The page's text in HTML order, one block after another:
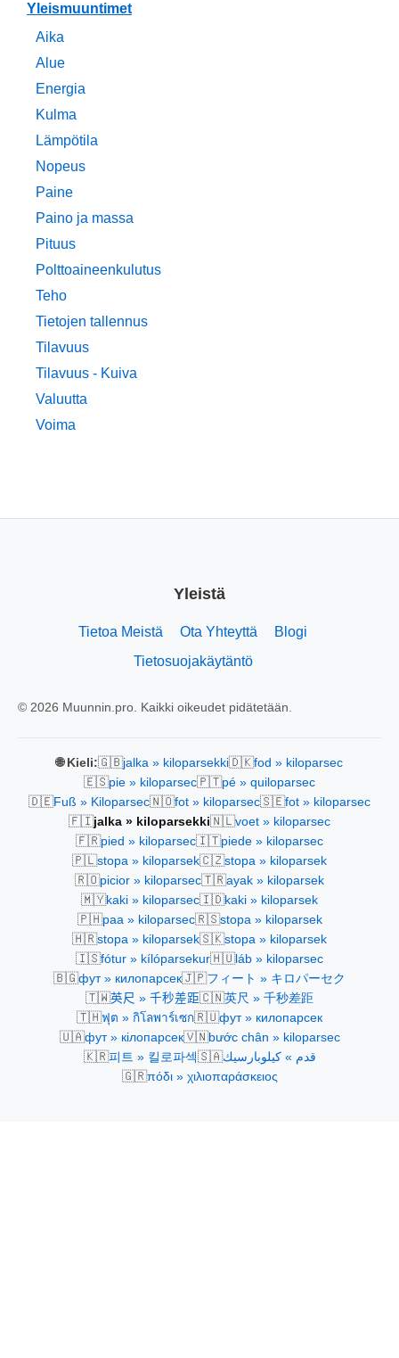
Yleismuuntimet
Aika
Alue
Energia
Kulma
Lämpötila
Nopeus
Paine
Paino ja massa
Pituus
Polttoaineenkulutus
Teho
Tietojen tallennus
Tilavuus
Tilavuus - Kuiva
Valuutta
Voima
Yleistä
Tietoa Meistä Ota Yhteyttä
Blogi
Tietosuojakäytäntö
© 2026 Muunnin.pro. Kaikki oikeudet pidätetään.
🌐 Kieli:🇬🇧jalka » kiloparsekki🇩🇰fod » kiloparsec
🇪🇸pie » kiloparsec🇵🇹pé » quiloparsec
🇩🇪Fuß » Kiloparsec🇳🇴fot » kiloparsec🇸🇪fot » kiloparsec
🇫🇮jalka » kiloparsekki🇳🇱voet » kiloparsec
🇫🇷pied » kiloparsec🇮🇹piede » kiloparsec
🇵🇱stopa » kiloparsek🇨🇿stopa » kiloparsek
🇷🇴picior » kiloparsec🇹🇷ayak » kiloparsek
🇲🇾kaki » kiloparsec🇮🇩kaki » kiloparsek
🇵🇭paa » kiloparsec🇷🇸stopa » kiloparsek
🇭🇷stopa » kiloparsek🇸🇰stopa » kiloparsek
🇮🇸fótur » kílóparsekur🇭🇺láb » kiloparsec
🇧🇬фут » килопарсек🇯🇵フィート » キロパーセク
🇹🇼英尺 » 千秒差距🇨🇳英尺 » 千秒差距
🇹🇭ฟุต » กิโลพาร์เซก🇷🇺фут » килопарсек
🇺🇦фут » кілопарсек🇻🇳bước chân » kiloparsec
🇰🇷피트 » 킬로파섹🇸🇦قدم » كيلوبارسيك
🇬🇷πόδι » χιλιοπαράσκειος